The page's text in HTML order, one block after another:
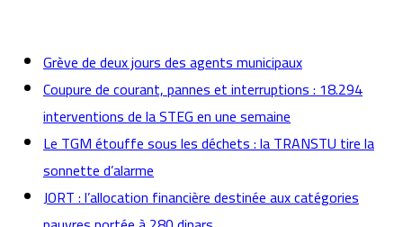
Grève de deux jours des agents municipaux
Coupure de courant, pannes et interruptions : 18.294
interventions de la STEG en une semaine
Le TGM étouffe sous les déchets : la TRANSTU tire la
sonnette d’alarme
JORT : l’allocation financière destinée aux catégories